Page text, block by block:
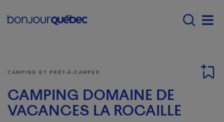
Main navigation -
CAMPING ET PRÊT-À-CAMPER
CAMPING DOMAINE DE
VACANCES LA ROCAILLE